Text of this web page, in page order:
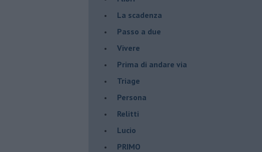
La scadenza
Passo a due
Vivere
Prima di andare via
Triage
Persona
Relitti
Lucio
PRIMO